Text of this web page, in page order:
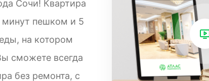
Сочи! Квартира
минут пешком и 5
на котором
сможете всегда
без ремонта, с